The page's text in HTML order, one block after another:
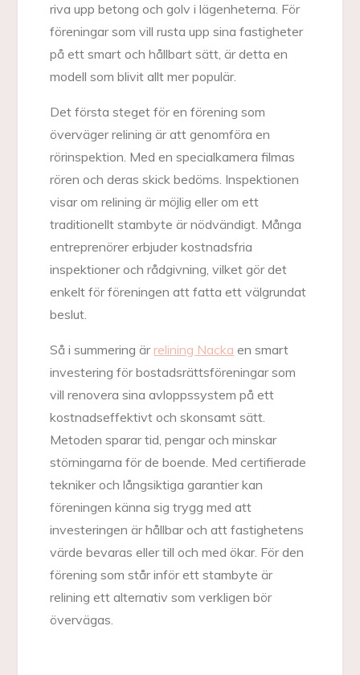
riva upp betong och golv i lägenheterna. För
föreningar som vill rusta upp sina fastigheter
på ett smart och hållbart sätt, är detta en
modell som blivit allt mer populär.
Det första steget för en förening som
överväger relining är att genomföra en
rörinspektion. Med en specialkamera filmas
rören och deras skick bedöms. Inspektionen
visar om relining är möjlig eller om ett
traditionellt stambyte är nödvändigt. Många
entreprenörer erbjuder kostnadsfria
inspektioner och rådgivning, vilket gör det
enkelt för föreningen att fatta ett välgrundat
beslut.
Så i summering ärrelining Nacka en smart
investering för bostadsrättsföreningar som
vill renovera sina avloppssystem på ett
kostnadseffektivt och skonsamt sätt.
Metoden sparar tid, pengar och minskar
störningarna för de boende. Med certifierade
tekniker och långsiktiga garantier kan
föreningen känna sig trygg med att
investeringen är hållbar och att fastighetens
värde bevaras eller till och med ökar. För den
förening som står inför ett stambyte är
relining ett alternativ som verkligen bör
övervägas.